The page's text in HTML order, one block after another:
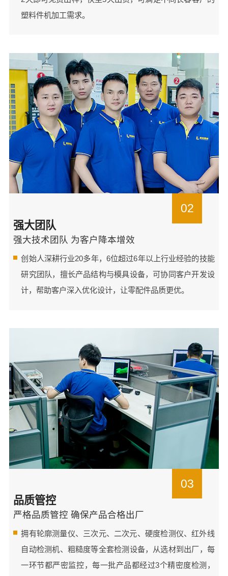
塑料件机加工需求。
02
强大团队
强大技术团队 为客户降本增效
创始人深耕行业20多年，6位超过6年以上行业经验的技能
研究团队，擅长产品结构与模具设备，可协同客户开发设
计，帮助客户深入优化设计，让零配件品质更优。
03
品质管控
严格品质管控 确保产品合格出厂
拥有轮廓测量仪、三次元、二次元、硬度检测仪、红外线
自动检测机、粗糙度等全套检测设备，从选材到出厂，每
一环节都严密监控，每一批产品都经过3个精密度检测，